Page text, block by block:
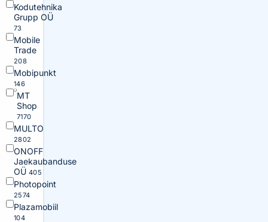
Kodutehnika
Grupp OÜ
73
Mobile
Trade
208
Mobipunkt
146
MT
Shop
7170
MULTO
2802
ONOFF
Jaekaubanduse
OÜ 405
Photopoint
2574
Plazamobiil
104